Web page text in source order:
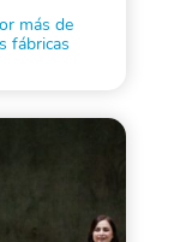
más de
fábricas